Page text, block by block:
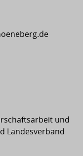
und
Landesverband